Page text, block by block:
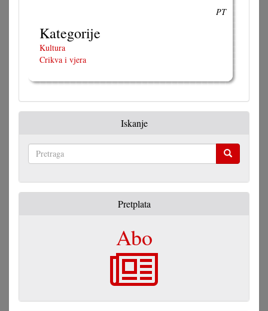
PT
Kategorije
Kultura
Crikva i vjera
Iskanje
Pretplata
Abo